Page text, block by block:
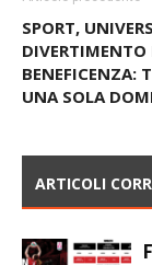
SPORT,
DIVERTIMENTO
BENEFICENZA:
ARTICOLI